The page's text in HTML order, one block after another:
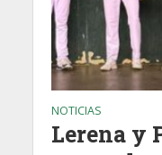
NOTICIAS
Lerena y